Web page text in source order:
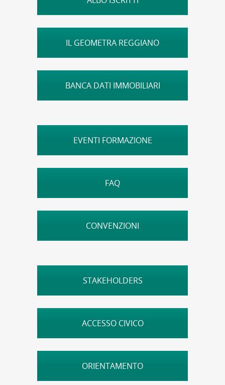
IL GEOMETRA REGGIANO
BANCA DATI IMMOBILIARI
EVENTI FORMAZIONE
FAQ
CONVENZIONI
STAKEHOLDERS
ACCESSO CIVICO
ORIENTAMENTO